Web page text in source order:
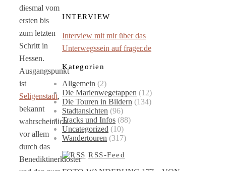
diesmal vom
ersten bis
zum letzten
Schritt in
Hessen.
Ausgangspunkt
ist
Seligenstadt,
bekannt
wahrscheinlich
vor allem
durch das
Benediktinerkloster
INTERVIEW
Interview mit mir über das
Unterwegssein auf frager.de
Kategorien
Allgemein (2)
Die Marienwegetappen (12)
Die Touren in Bildern (134)
Stadtansichten (96)
Tracks und Infos (88)
Uncategorized (10)
Wandertouren (317)
RSS-Feed